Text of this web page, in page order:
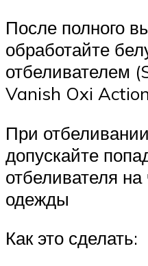
После полного
обработайте
отбеливателем
Vanish Oxi
При
допускайте
отбеливателя
одежды
Как это сделать: